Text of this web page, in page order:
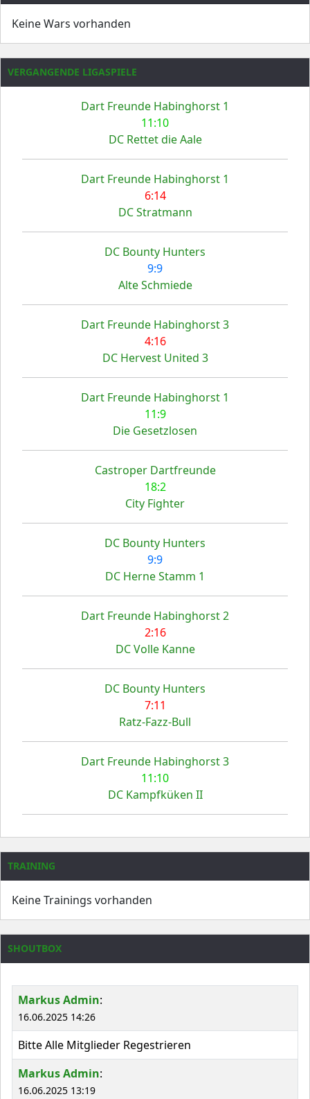
Keine Wars vorhanden
VERGANGENDE LIGASPIELE
Dart Freunde Habinghorst 1
11:10
DC Rettet die Aale
Dart Freunde Habinghorst 1
6:14
DC Stratmann
DC Bounty Hunters
9:9
Alte Schmiede
Dart Freunde Habinghorst 3
4:16
DC Hervest United 3
Dart Freunde Habinghorst 1
11:9
Die Gesetzlosen
Castroper Dartfreunde
18:2
City Fighter
DC Bounty Hunters
9:9
DC Herne Stamm 1
Dart Freunde Habinghorst 2
2:16
DC Volle Kanne
DC Bounty Hunters
7:11
Ratz-Fazz-Bull
Dart Freunde Habinghorst 3
11:10
DC Kampfküken II
TRAINING
Keine Trainings vorhanden
SHOUTBOX
Markus Admin:
16.06.2025 14:26
Bitte Alle Mitglieder Regestrieren
Markus Admin:
16.06.2025 13:19